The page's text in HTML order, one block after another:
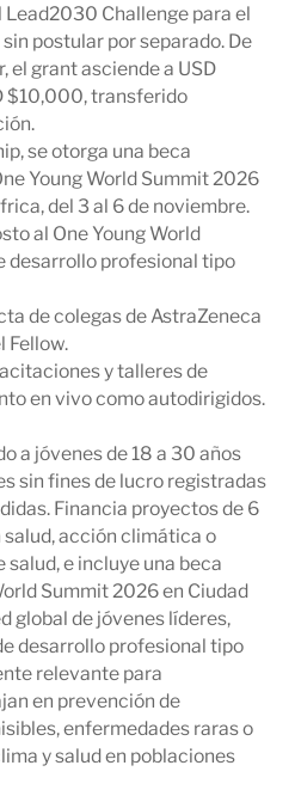
Challenge para el
postular por separado. De
el grant asciende a USD
$10,000, transferido
se otorga una beca
Young World Summit 2026
del 3 al 6 de noviembre.
al One Young World
desarrollo profesional tipo
de colegas de AstraZeneca
Fellow.
y talleres de
en vivo como autodirigidos.
a jóvenes de 18 a 30 años
sin fines de lucro registradas
Financia proyectos de 6
salud, acción climática o
e incluye una beca
Summit 2026 en Ciudad
global de jóvenes líderes,
desarrollo profesional tipo
relevante para
en prevención de
enfermedades raras o
y salud en poblaciones